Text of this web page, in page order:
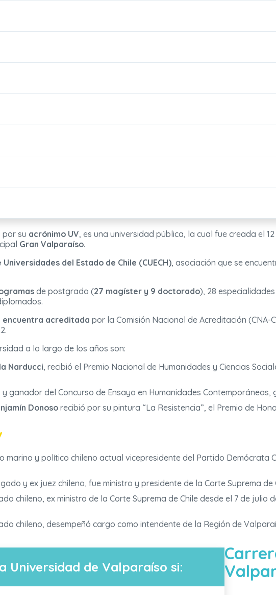
por su acrónimo UV, es una universidad pública, la cual fue creada el
Gran Valparaíso.
Universidades del Estado de Chile (CUECH), asociación que se
de postgrado (27 magíster y 9 doctorado), 28
encuentra acreditada por la Comisión Nacional de Acreditación
a lo largo de los años son:
Narducci, recibió el Premio Nacional de Humanidades y Ciencias
y ganador del Concurso de Ensayo en Humanidades
Donosorecibió por su pintura “La Resistencia”, el Premio de
marino y político chileno actual vicepresidente del Partido Demócrata
y ex juez chileno, fue ministro y presidente de la Corte Suprema de
chileno, ex ministro de la Corte Suprema de Chile desde el 7 de
chileno, desempeñó cargo como intendente de la Región de
Universidad de Valparaíso si: